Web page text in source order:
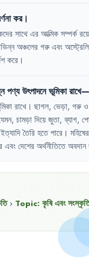
কর।
সাথে এর আত্মিক সম্পর্ক
অঞ্চলের গরু এবং
করে ।
পণ্যউৎপাদনেভূমিকারাখে—
রাখে । ছাগল, ভেড়া, গরু ও
, চামড়া দিয়ে জুতা, ব্যাগ,
ইত্যাদি তৈরি হতে পারে । মহিষের
এবং দেশের অর্থনীতিতে অবদান
› Topic: কৃষি এবং